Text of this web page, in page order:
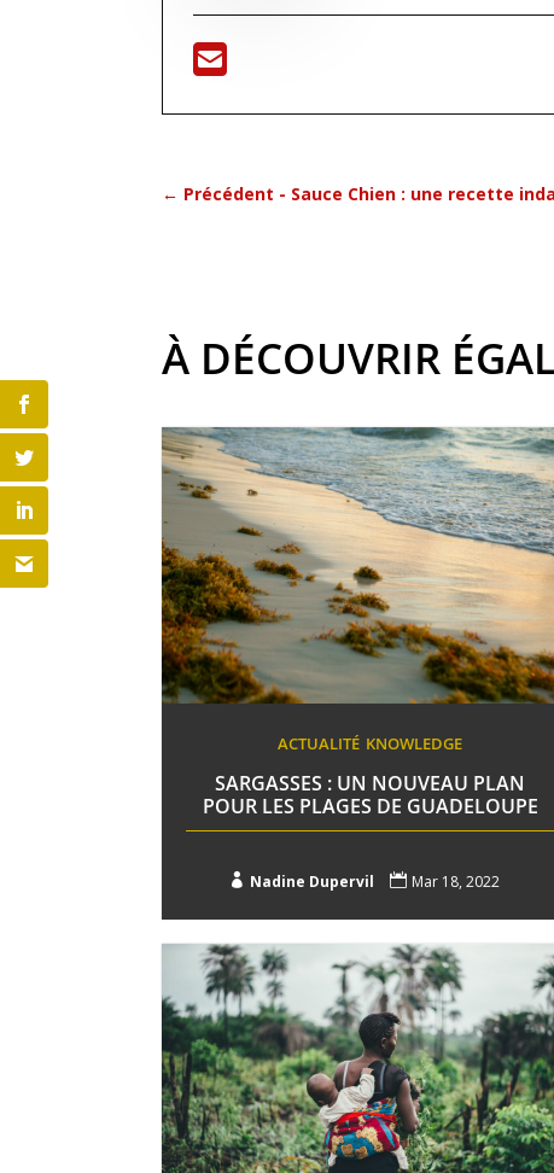
← Précédent - Sauce Chien : une recette
À DÉCOUVRIR
ACTUALITÉ KNOWLEDGE
SARGASSES : UN NOUVEAU PLAN
POUR LES PLAGES DE GUADELOUPE
 Nadine Dupervil  Mar 18, 2022